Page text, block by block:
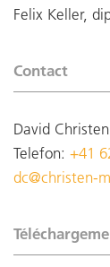
Felix Keller,
Contact
David Christen
Telefon: +41
dc@christen-